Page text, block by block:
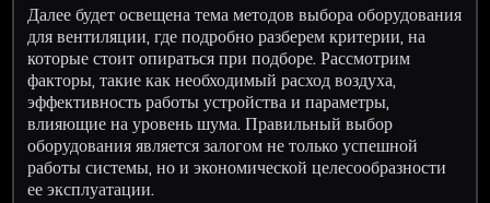
Далее будет освещена тема методов выбора оборудования
для вентиляции, где подробно разберем критерии, на
которые стоит опираться при подборе. Рассмотрим
факторы, такие как необходимый расход воздуха,
эффективность работы устройства и параметры,
влияющие на уровень шума. Правильный выбор
оборудования является залогом не только успешной
работы системы, но и экономической целесообразности
ее эксплуатации.